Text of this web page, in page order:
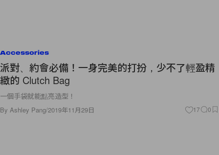
Accessories
派對、約會必備！一身完美的打扮，少不了輕盈精
緻的 Clutch Bag
一個手袋就能點亮造型！
By Ashley Pang/2019年11月29日 17 0